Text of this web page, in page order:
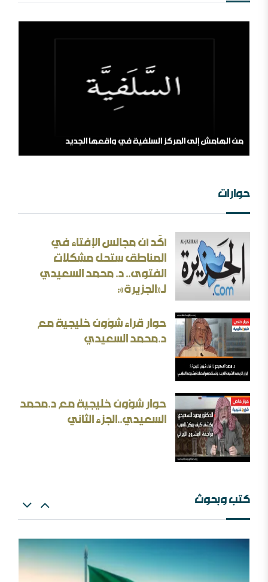
العالم الإسلامي والمؤامرة القادمة
من الهامش إلى المركز السلفية في واقعها الجديد
الأسئلة المنطقية والأجوبة غير المنطقية في الحرب الإيرانية
إيران المسكينة ورد على الأستاذ إلهامي وأحمد الريسوني
حوارات
أكّد أن مجالس الإفتاء في
المناطق ستحل مشكلات
الفتوى.. د. محمد السعيدي
لـ«الجزيرة»:
حوار قراء شؤون خليجية مع
د.محمد السعيدي
حوار شؤون خليجية مع د.محمد
السعيدي..الجزء الثاني
كتب وبحوث
الثقافة بين الثوابت والمتغيرات [ورقة عمل]
البعث الاعتزالي وإسقاط العقل